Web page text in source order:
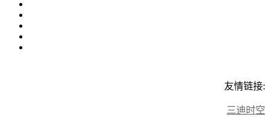
友情链接:
三迪时空